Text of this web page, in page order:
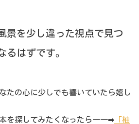
景を少し違った視点で見つ
るはずです。
たの心に少しでも響いていたら嬉し
を探してみたくなったら――➡ 「柚